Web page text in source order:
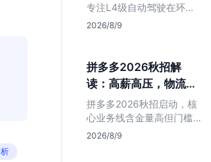
专注L4级自动驾驶在环卫
与物流场景的落地。相比
康。本文解读其业务模
式、岗位稳定性及不限专
业的投递策略，帮应届生
判断是否值得入手。
2026/8/9
拼多多2026秋招解
读：高薪高压，物流与
产品岗投递指南
拼多多2026秋招启动，核
心业务线含金量高但门槛
硬。本文解析其行业地
2026/8/9